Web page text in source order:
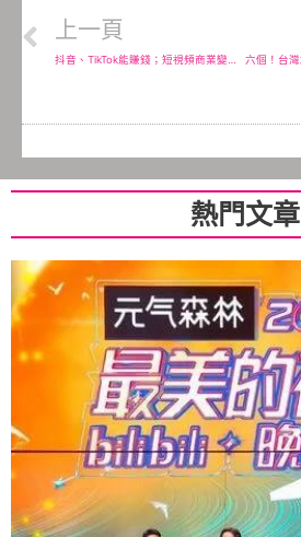
上一頁
熱門文章